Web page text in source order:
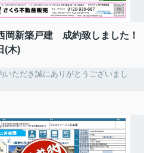
岡新築戸建 成約致しました！
(木)
いただき誠にありがとうございまし